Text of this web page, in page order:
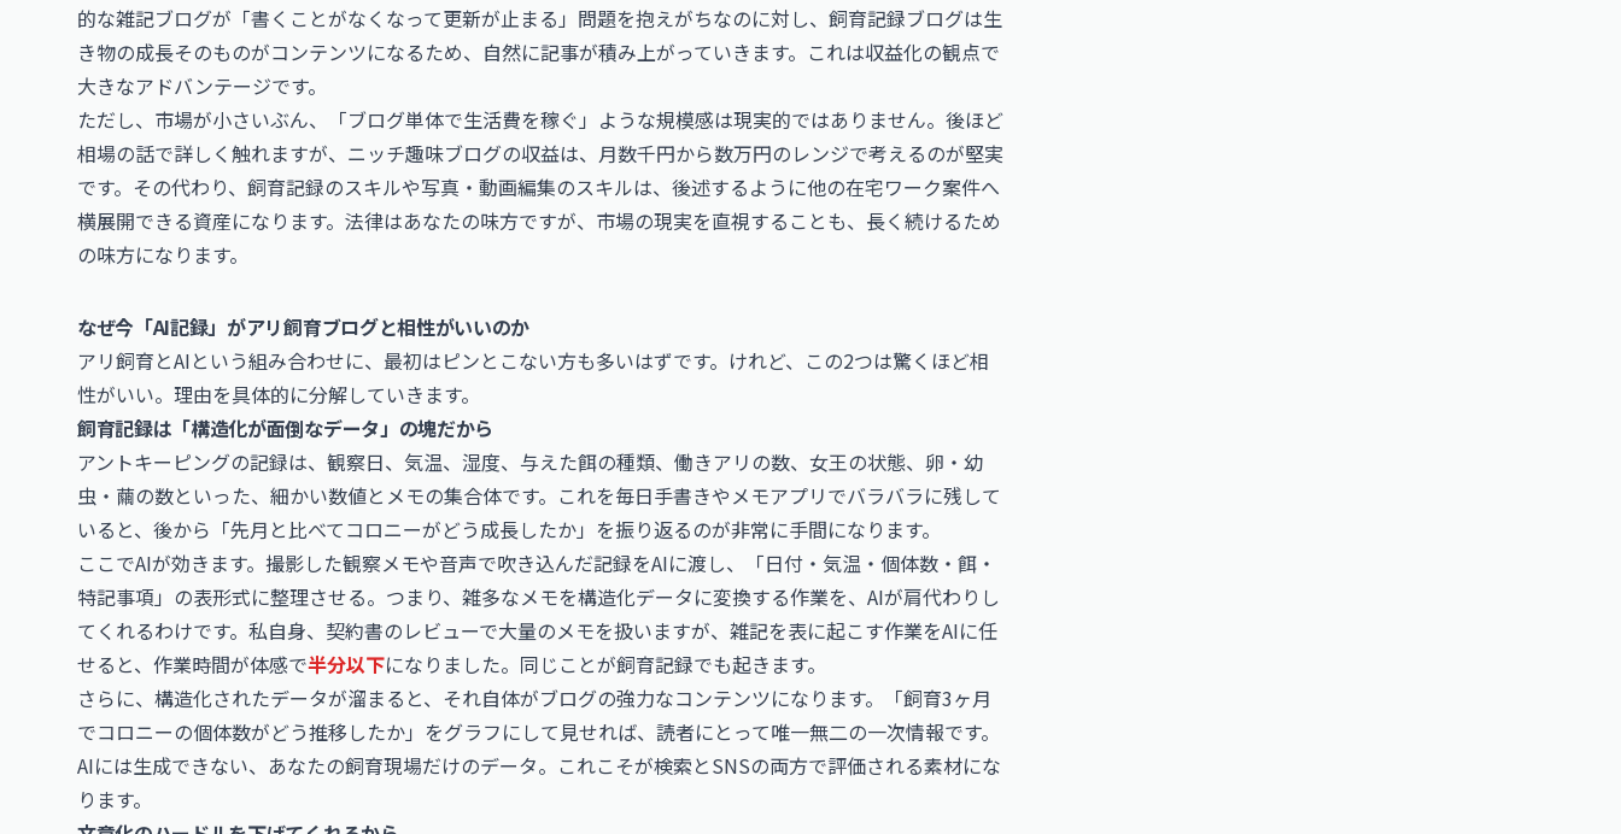
的な雑記ブログが「書くことがなくなって更新が止まる」問題を抱えがちなのに対し、飼育記録ブログは生
き物の成長そのものがコンテンツになるため、自然に記事が積み上がっていきます。これは収益化の観点で
大きなアドバンテージです。
ただし、市場が小さいぶん、「ブログ単体で生活費を稼ぐ」ような規模感は現実的ではありません。後ほど
相場の話で詳しく触れますが、ニッチ趣味ブログの収益は、月数千円から数万円のレンジで考えるのが堅実
です。その代わり、飼育記録のスキルや写真・動画編集のスキルは、後述するように他の在宅ワーク案件へ
横展開できる資産になります。法律はあなたの味方ですが、市場の現実を直視することも、長く続けるため
の味方になります。
なぜ今「AI記録」がアリ飼育ブログと相性がいいのか
アリ飼育とAIという組み合わせに、最初はピンとこない方も多いはずです。けれど、この2つは驚くほど相
性がいい。理由を具体的に分解していきます。
飼育記録は「構造化が面倒なデータ」の塊だから
アントキーピングの記録は、観察日、気温、湿度、与えた餌の種類、働きアリの数、女王の状態、卵・幼
虫・繭の数といった、細かい数値とメモの集合体です。これを毎日手書きやメモアプリでバラバラに残して
いると、後から「先月と比べてコロニーがどう成長したか」を振り返るのが非常に手間になります。
ここでAIが効きます。撮影した観察メモや音声で吹き込んだ記録をAIに渡し、「日付・気温・個体数・餌・
特記事項」の表形式に整理させる。つまり、雑多なメモを構造化データに変換する作業を、AIが肩代わりし
てくれるわけです。私自身、契約書のレビューで大量のメモを扱いますが、雑記を表に起こす作業をAIに任
せると、作業時間が体感で半分以下になりました。同じことが飼育記録でも起きます。
さらに、構造化されたデータが溜まると、それ自体がブログの強力なコンテンツになります。「飼育3ヶ月
でコロニーの個体数がどう推移したか」をグラフにして見せれば、読者にとって唯一無二の一次情報です。
AIには生成できない、あなたの飼育現場だけのデータ。これこそが検索とSNSの両方で評価される素材にな
ります。